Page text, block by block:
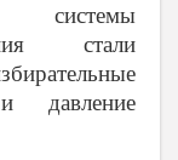
стали
давление